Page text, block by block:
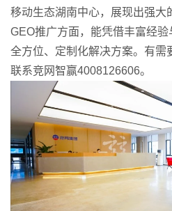
移动生态湖南中心，展现出强大
GEO推广方面，能凭借丰富经
全方位、定制化解决方案。有需
联系竞网智赢4008126606。